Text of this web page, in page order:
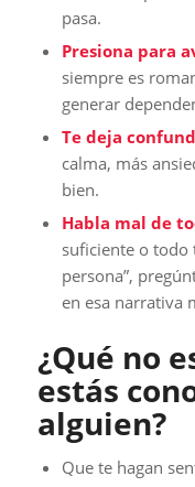
pasa.
Presiona para
siempre es
generar
Te deja
calma, más
bien.
Habla mal de
suficiente o todo
persona”,
en esa narrativa
¿Qué no
estás
alguien?
Que te hagan